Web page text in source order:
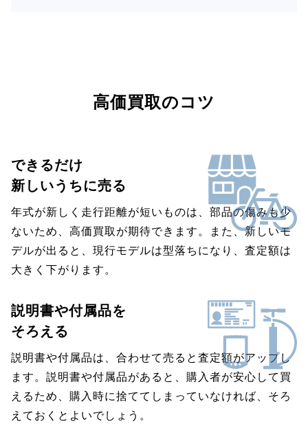
高価買取のコツ
できるだけ
新しいうちに売る
年式が新しく走行距離が短いものは、部品の傷みも少
ないため、高価買取が期待できます。また、新しいモ
デルが出ると、現行モデルは型落ちになり、査定額は
大きく下がります。
説明書や付属品を
そろえる
説明書や付属品は、合わせて売ると査定額がアップし
ます。説明書や付属品があると、購入者が安心して買
えるため、購入時に捨ててしまっていなければ、そろ
えておくとよいでしょう。